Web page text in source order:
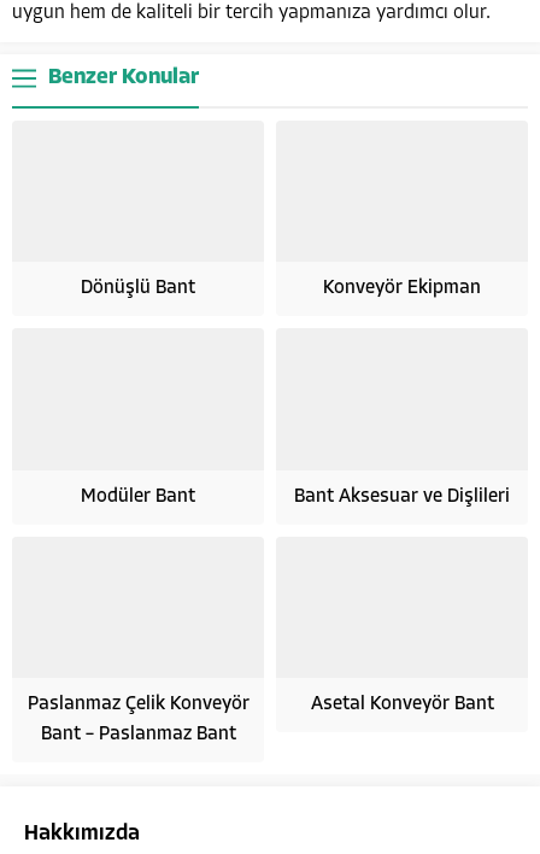
uygun hem de kaliteli bir tercih yapmanıza yardımcı olur.
Benzer Konular
Dönüşlü Bant Konveyör Ekipman
Modüler Bant Bant Aksesuar ve Dişlileri
Paslanmaz Çelik Konveyör
Bant – Paslanmaz Bant
Asetal Konveyör Bant
Hakkımızda